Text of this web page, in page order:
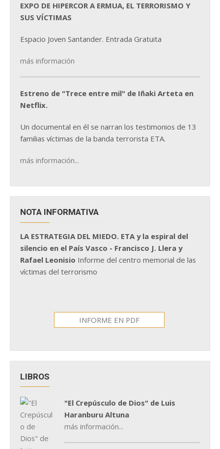
EXPO DE HIPERCOR A ERMUA, EL TERRORISMO Y
SUS VÍCTIMAS
Espacio Joven Santander. Entrada Gratuita
más información
Estreno de "Trece entre mil" de Iñaki Arteta en
Netflix.
Un documental en él se narran los testimonios de 13
familias víctimas de la banda terrorista ETA.
más información...
NOTA INFORMATIVA
LA ESTRATEGIA DEL MIEDO. ETA y la espiral del
silencio en el País Vasco - Francisco J. Llera y
Rafael Leonisio Informe del centro memorial de las
víctimas del terrorismo
INFORME EN PDF
LIBROS
"El Crepúsculo de Dios" de Luis
Haranburu Altuna
más información...